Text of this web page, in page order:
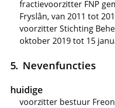
fractievoorzitter FNP
Fryslân, van 2011 tot
voorzitter Stichting
oktober 2019 tot 15
Nevenfuncties
huidige
voorzitter bestuur